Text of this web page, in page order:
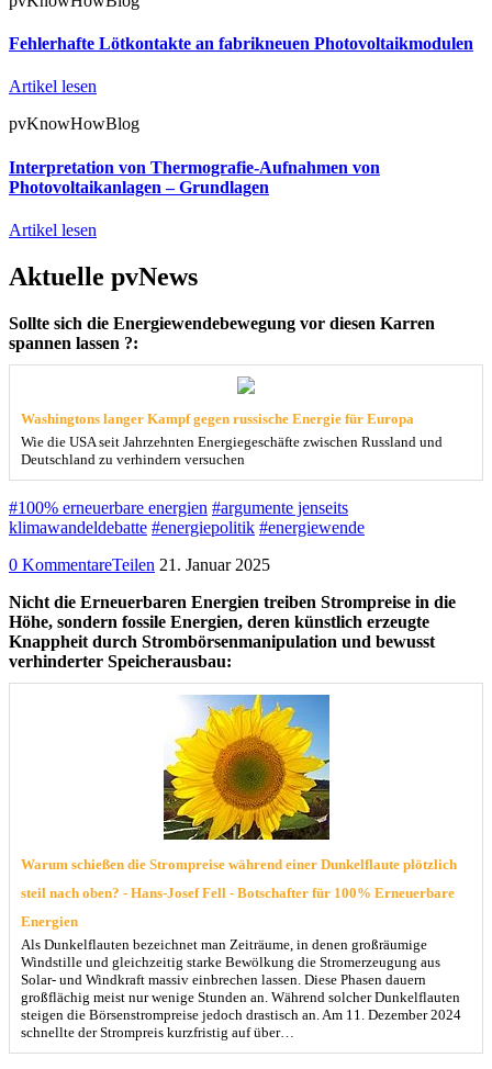
Fehlerhafte Lötkontakte an fabrikneuen Photovoltaikmodulen
Artikel lesen
pvKnowHowBlog
Interpretation von Thermografie-Aufnahmen von
Photovoltaikanlagen – Grundlagen
Artikel lesen
Aktuelle pvNews
Sollte sich die Energiewendebewegung vor diesen Karren
spannen lassen ?:
Washingtons langer Kampf gegen russische Energie für Europa
Wie die USA seit Jahrzehnten Energiegeschäfte zwischen Russland und
Deutschland zu verhindern versuchen
#100% erneuerbare energien #argumente jenseits
klimawandeldebatte #energiepolitik #energiewende
0 KommentareTeilen 21. Januar 2025
Nicht die Erneuerbaren Energien treiben Strompreise in die
Höhe, sondern fossile Energien, deren künstlich erzeugte
Knappheit durch Strombörsenmanipulation und bewusst
verhinderter Speicherausbau:
Warum schießen die Strompreise während einer Dunkelflaute plötzlich
steil nach oben? - Hans-Josef Fell - Botschafter für 100% Erneuerbare
Energien
Als Dunkelflauten bezeichnet man Zeiträume, in denen großräumige
Windstille und gleichzeitig starke Bewölkung die Stromerzeugung aus
Solar- und Windkraft massiv einbrechen lassen. Diese Phasen dauern
großflächig meist nur wenige Stunden an. Während solcher Dunkelflauten
steigen die Börsenstrompreise jedoch drastisch an. Am 11. Dezember 2024
schnellte der Strompreis kurzfristig auf über…